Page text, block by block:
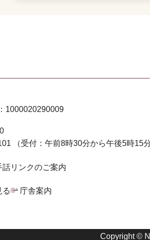
1000020290009
（受付：午前8時30分から午後5時15分
話リンクのご案内
る 庁舎案内
Copyright ©